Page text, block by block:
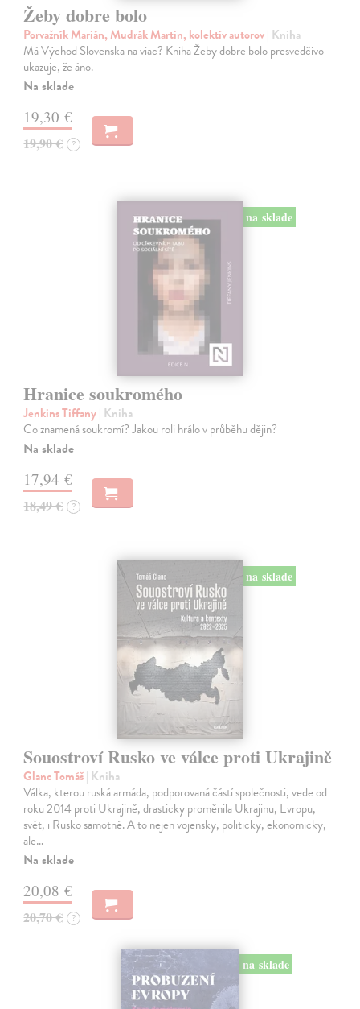
Žeby dobre bolo
Porvažník Marián, Mudrák Martin, kolektív autorov| Kniha
Má Východ Slovenska na viac? Kniha Žeby dobre bolo presvedčivo
ukazuje, že áno.
Na sklade
19,30 €
19,90 € ?
na sklade
Hranice soukromého
Jenkins Tiffany| Kniha
Co znamená soukromí? Jakou roli hrálo v průběhu dějin?
Na sklade
17,94 €
18,49 € ?
na sklade
Souostroví Rusko ve válce proti Ukrajině
Glanc Tomáš| Kniha
Válka, kterou ruská armáda, podporovaná částí společnosti, vede od
roku 2014 proti Ukrajině, drasticky proměnila Ukrajinu, Evropu,
svět, i Rusko samotné. A to nejen vojensky, politicky, ekonomicky,
ale…
Na sklade
20,08 €
20,70 € ?
na sklade